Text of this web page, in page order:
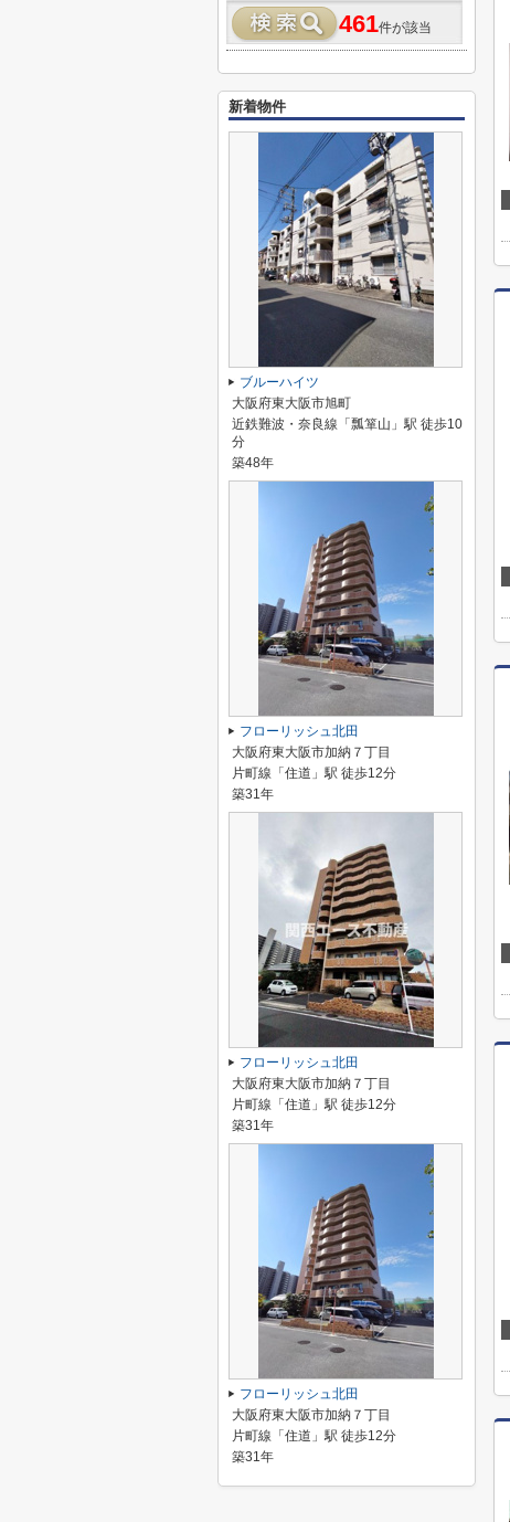
461件が該当
新着物件
ブルーハイツ
大阪府東大阪市旭町
近鉄難波・奈良線「瓢箪山」駅 徒歩10
分
築48年
フローリッシュ北田
大阪府東大阪市加納７丁目
片町線「住道」駅 徒歩12分
築31年
フローリッシュ北田
大阪府東大阪市加納７丁目
片町線「住道」駅 徒歩12分
築31年
フローリッシュ北田
大阪府東大阪市加納７丁目
片町線「住道」駅 徒歩12分
築31年